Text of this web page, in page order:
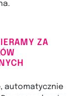
ZA
automatycznie